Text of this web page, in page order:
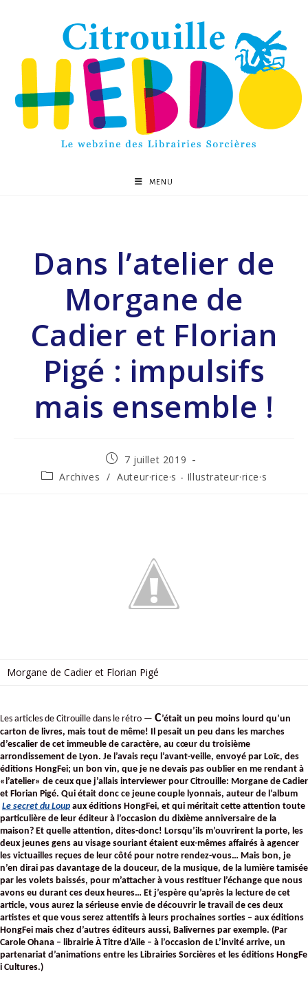
MENU
Dans l’atelier de
Morgane de
Cadier et Florian
Pigé : impulsifs
mais ensemble !
7 juillet 2019
Archives / Auteur·rice·s - Illustrateur·rice·s
Morgane de Cadier et Florian Pigé
Les articles de Citrouille dans le rétro — C’était un peu moins lourd qu’un
carton de livres, mais tout de même! Il pesait un peu dans les marches
d’escalier de cet immeuble de caractère, au cœur du troisième
arrondissement de Lyon. Je l’avais reçu l’avant-veille, envoyé par Loïc, des
éditions HongFei; un bon vin, que je ne devais pas oublier en me rendant à
«l’atelier» de ceux que j’allais interviewer pour Citrouille: Morgane de Cadier
et Florian Pigé. Qui était donc ce jeune couple lyonnais, auteur de l’album
Le secret du Loup aux éditions HongFei, et qui méritait cette attention toute
particulière de leur éditeur à l’occasion du dixième anniversaire de la
maison? Et quelle attention, dites-donc! Lorsqu’ils m’ouvrirent la porte, les
deux jeunes gens au visage souriant étaient eux-mêmes affairés à agencer
les victuailles reçues de leur côté pour notre rendez-vous… Mais bon, je
n’en dirai pas davantage de la douceur, de la musique, de la lumière tamisée
par les volets baissés, pour m’attacher à vous restituer l’échange que nous
avons eu durant ces deux heures… Et j’espère qu’après la lecture de cet
article, vous aurez la sérieuse envie de découvrir le travail de ces deux
artistes et que vous serez attentifs à leurs prochaines sorties – aux éditions
HongFei mais chez d’autres éditeurs aussi, Balivernes par exemple. (Par
Carole Ohana – librairie À Titre d’Aile – à l’occasion de L’invité arrive, un
partenariat d’animations ​entre les Librairies Sorcières et ​l​es éditions HongFe​
i Cultures​.)